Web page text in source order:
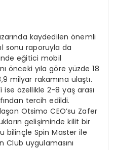
kaydedilen önemli
sonu raporuyla da
eğitici mobil
önceki yıla göre yüzde 18
milyar rakamına ulaştı.
ise özellikle 2-8 yaş arası
tercih edildi.
Otsimo CEO’su Zafer
gelişiminde kilit bir
bilinçle Spin Master ile
uygulamasını